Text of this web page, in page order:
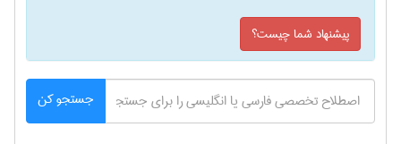
پیشنهاد شما چیست؟
جستجو کن